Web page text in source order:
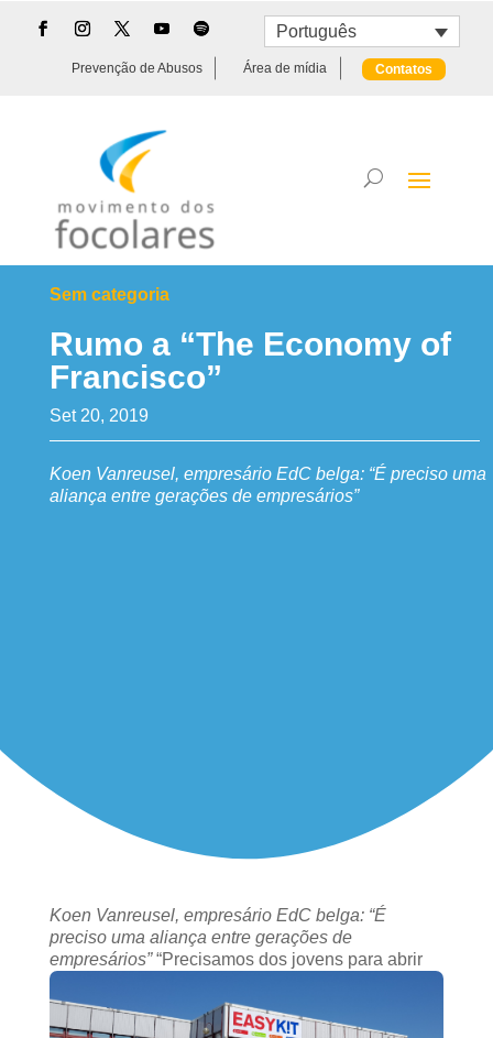
Português
Prevenção de Abusos Área de mídia Contatos
Sem categoria
Rumo a “The Economy of
Francisco”
Set 20, 2019
Koen Vanreusel, empresário EdC belga: “É preciso uma
aliança entre gerações de empresários”
Koen Vanreusel, empresário EdC belga: “É
preciso uma aliança entre gerações de
empresários” “Precisamos dos jovens para abrir